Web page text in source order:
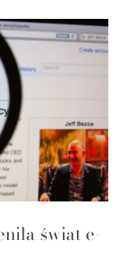
świat e-